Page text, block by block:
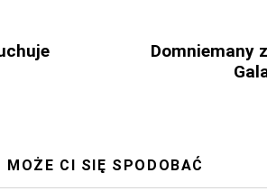
Domniemany
MOŻE CI SIĘ SPODOBAĆ